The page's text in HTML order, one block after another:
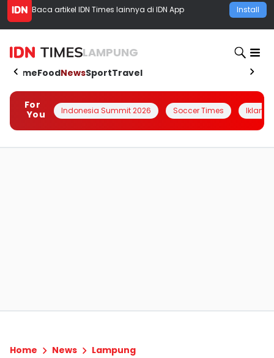
Baca artikel IDN Times lainnya di IDN App Install
LAMPUNG
HomeFoodNewsSportTravel
For
You
Indonesia Summit 2026 Soccer Times Iklanin
Home News Lampung